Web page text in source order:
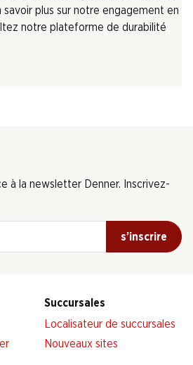
savoir plus sur notre engagement en
notre plateforme de durabilité
à la newsletter Denner. Inscrivez-
s’inscrire
Succursales
Localisateur de succursales
Nouveaux sites